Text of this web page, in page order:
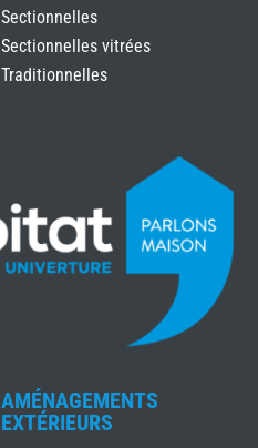
Sectionnelles
Sectionnelles vitrées
Traditionnelles
AMÉNAGEMENTS
EXTÉRIEURS